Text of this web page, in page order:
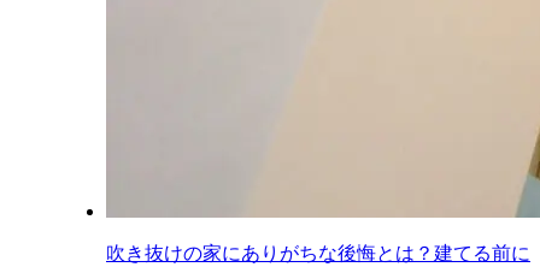
吹き抜けの家にありがちな後悔とは？建てる前に